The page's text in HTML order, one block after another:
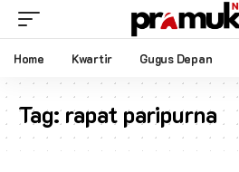
Home Kwartir Gugus Depan
Tag:rapat paripurna